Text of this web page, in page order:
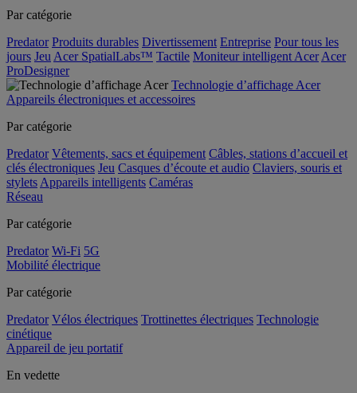
Par catégorie
Predator Produits durables Divertissement Entreprise Pour tous les
jours Jeu Acer SpatialLabs™ Tactile Moniteur intelligent Acer Acer
ProDesigner
Technologie d’affichage Acer
Appareils électroniques et accessoires
Par catégorie
Predator Vêtements, sacs et équipement Câbles, stations d’accueil et
clés électroniques Jeu Casques d’écoute et audio Claviers, souris et
stylets Appareils intelligents Caméras
Réseau
Par catégorie
Predator Wi-Fi 5G
Mobilité électrique
Par catégorie
Predator Vélos électriques Trottinettes électriques Technologie
cinétique
Appareil de jeu portatif
En vedette